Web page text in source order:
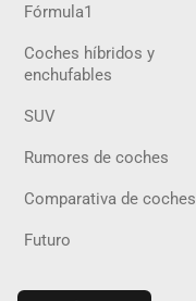
Fórmula1
Coches híbridos y
enchufables
SUV
Rumores de coches
Comparativa de coches
Futuro